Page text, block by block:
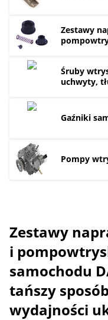
Zestawy
Śruby
uchwyty,
Gaźniki
Pompy
Zestawy
i
samochodu
tańszy
wydajności